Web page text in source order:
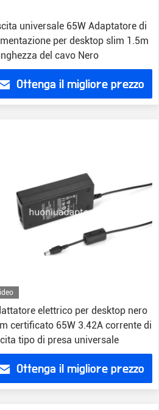
universale 65W Adaptatore di
per desktop slim 1.5m
del cavo Nero
Ottenga il migliore prezzo
elettrico per desktop nero
certificato 65W 3.42A corrente di
tipo di presa universale
Ottenga il migliore prezzo